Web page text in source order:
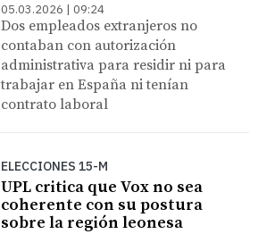
05.03.2026 | 09:24
Dos empleados extranjeros no
contaban con autorización
administrativa para residir ni para
trabajar en España ni tenían
contrato laboral
ELECCIONES 15-M
UPL critica que Vox no sea
coherente con su postura
sobre la región leonesa